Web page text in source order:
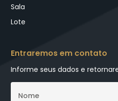
Sala
Lote
Entraremos em contato
Informe seus dados e